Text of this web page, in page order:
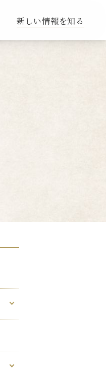
新しい情報を知る